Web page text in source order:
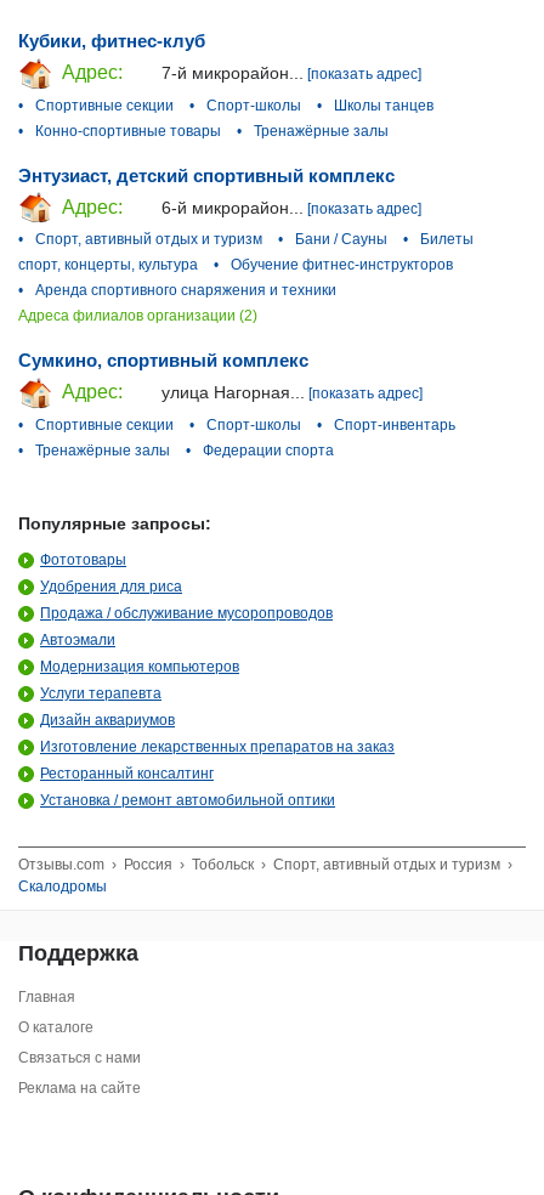
Кубики, фитнес-клуб
Адрес:
7-й микрорайон...
[показать адрес]
•
Спортивные секции • Спорт-школы •
Школы танцев
•
Конно-спортивные товары • Тренажёрные залы
Энтузиаст, детский спортивный комплекс
Адрес:
6-й микрорайон...
[показать адрес]
•
Спорт, автивный отдых и туризм • Бани / Сауны •
Билеты
спорт, концерты, культура
•
Обучение фитнес-инструкторов
•
Аренда спортивного снаряжения и техники
Адреса филиалов организации (2)
Сумкино, спортивный комплекс
Адрес:
улица Нагорная... [показать адрес]
•
Спортивные секции • Спорт-школы •
Спорт-инвентарь
•
Тренажёрные залы • Федерации спорта
Популярные запросы:
Фототовары
Удобрения для риса
Продажа / обслуживание мусоропроводов
Автоэмали
Модернизация компьютеров
Услуги терапевта
Дизайн аквариумов
Изготовление лекарственных препаратов на заказ
Ресторанный консалтинг
Установка / ремонт автомобильной оптики
Отзывы.com › Россия › Тобольск › Спорт, автивный отдых и туризм ›
Скалодромы
Поддержка
Главная
О каталоге
Связаться с нами
Реклама на сайте